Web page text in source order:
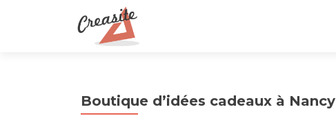
Boutique d’idées cadeaux à Nancy